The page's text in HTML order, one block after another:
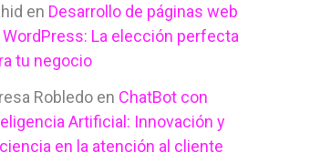
en Desarrollo de páginas web
WordPress: La elección perfecta
tu negocio
Robledo en ChatBot con
Artificial: Innovación y
en la atención al cliente